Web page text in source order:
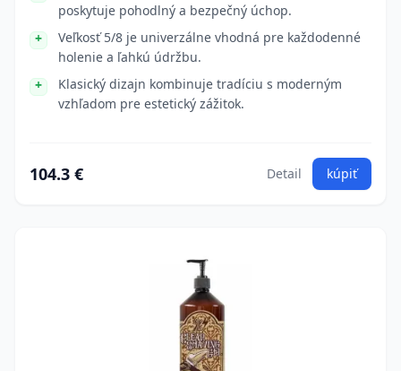
poskytuje pohodlný a bezpečný úchop.
Veľkosť 5/8 je univerzálne vhodná pre každodenné
holenie a ľahkú údržbu.
Klasický dizajn kombinuje tradíciu s moderným
vzhľadom pre estetický zážitok.
104.3 € Detail kúpiť